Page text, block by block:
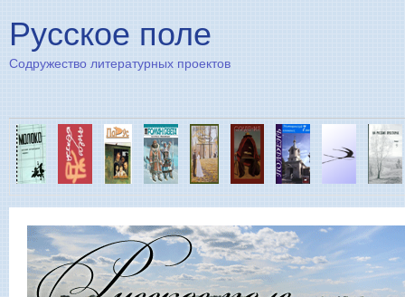
Русское поле
Содружество литературных проектов